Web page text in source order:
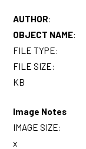
AUTHOR:
OBJECT NAME:
FILE TYPE:
FILE SIZE:
KB
Image Notes
IMAGE SIZE:
x